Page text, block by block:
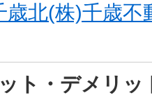
北(株)千歳不
ト・デメリ